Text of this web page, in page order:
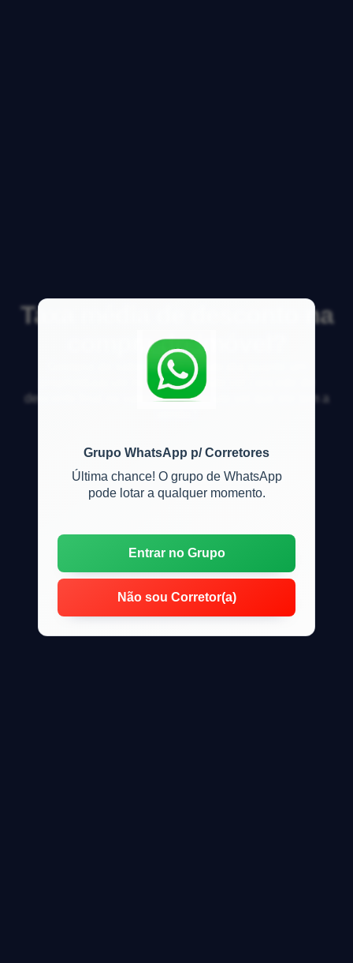
Grupo WhatsApp p/ Corretores
Última chance! O grupo de WhatsApp
pode lotar a qualquer momento.
Entrar no Grupo
Não sou Corretor(a)
Taxa média de desconto na
compra do imóvel?
Gostaria de saber na m&eacute;dia quanto um
propriet&aacute;rio de im&oacute;vel concede de
desconto final no valor do im&oacute;vel que ele tem a